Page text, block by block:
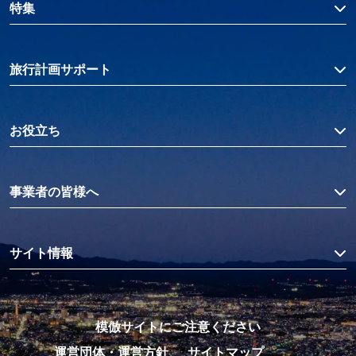
特集
旅行計画サポート
お役立ち
事業者の皆様へ
サイト情報
模倣サイトにご注意ください
運営団体・運営方針
サイトマップ